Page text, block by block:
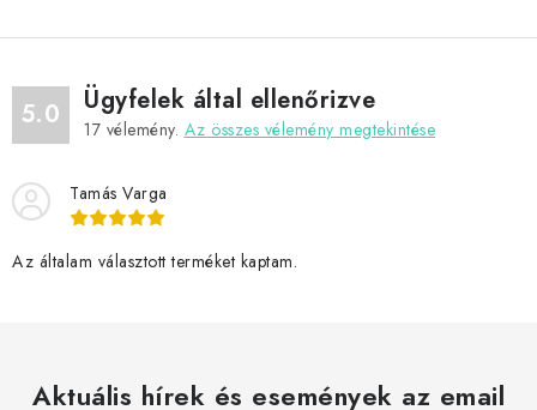
5.0 Ügyfelek által ellenőrizve
17 vélemény. Az összes vélemény megtekintése
Tamás Varga
Az általam választott terméket kaptam.
Aktuális hírek és események az email